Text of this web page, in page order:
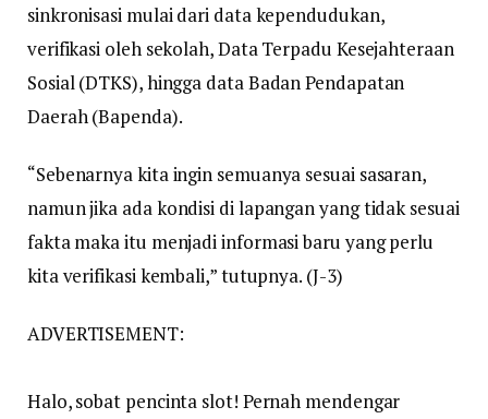
sinkronisasi mulai dari data kependudukan,
verifikasi oleh sekolah, Data Terpadu Kesejahteraan
Sosial (DTKS), hingga data Badan Pendapatan
Daerah (Bapenda).
“Sebenarnya kita ingin semuanya sesuai sasaran,
namun jika ada kondisi di lapangan yang tidak sesuai
fakta maka itu menjadi informasi baru yang perlu
kita verifikasi kembali,” tutupnya. (J-3)
ADVERTISEMENT:
Halo, sobat pencinta slot! Pernah mendengar